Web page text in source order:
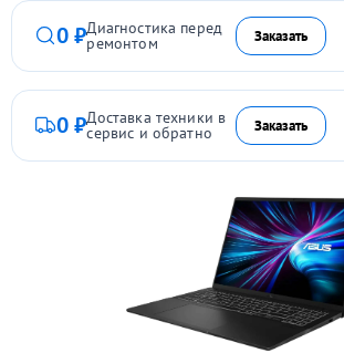
0 ₽Диагностика перед
ремонтом Заказать
0 ₽Доставка техники в
сервис и обратно Заказать